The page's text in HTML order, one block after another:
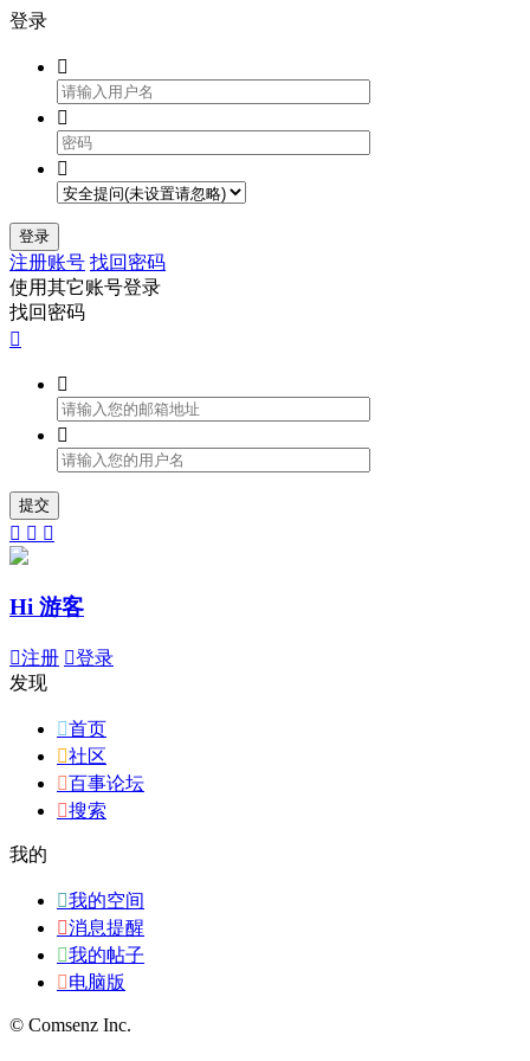
登录



登录
注册账号 找回密码
使用其它账号登录
找回密码



提交
  
Hi 游客
注册 登录
发现
首页
社区
百事论坛
搜索
我的
我的空间
消息提醒
我的帖子
电脑版
© Comsenz Inc.